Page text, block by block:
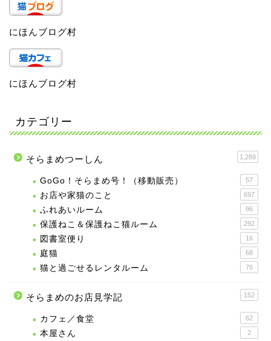
にほんブログ村
にほんブログ村
カテゴリー
そらまめつーしん 1,289
GoGo！そらまめ号！（移動販売） 57
お店や家猫のこと 697
ふれあいルーム 96
保護ねこ＆保護ねこ猫ルーム 292
図書室便り 16
庭猫 68
猫と過ごせるレンタルーム 76
そらまめのお店見学記 152
カフェ／食堂 62
本屋さん 2